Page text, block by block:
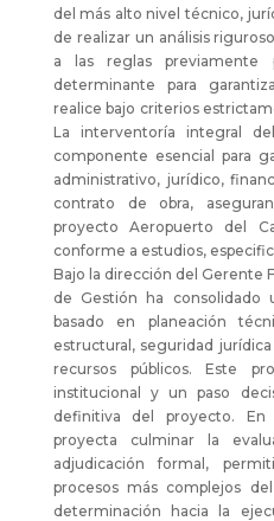
del más alto nivel técnico,
de realizar un análisis
a las reglas previamente
determinante para
realice bajo criterios
La interventoría integral
componente esencial para
administrativo, jurídico,
contrato de obra,
proyecto Aeropuerto del
conforme a estudios,
Bajo la dirección del Gerente
de Gestión ha consolidado
basado en planeación
estructural, seguridad
recursos públicos. Este
institucional y un paso
definitiva del proyecto. En
proyecta culminar la
adjudicación formal,
procesos más complejos
determinación hacia la